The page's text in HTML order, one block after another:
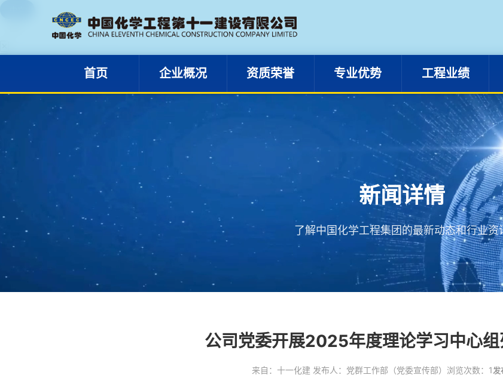
首页 企业概况 资质荣誉 专业优势 工程业绩
首页 企业概况 资质荣誉
新闻详情
了解中国化学工程集团的最新动态和行业资
公司党委开展2025年度理论学习中心
来自：十一化建 发布人：党群工作部（党委宣传部） 浏览次数：1发